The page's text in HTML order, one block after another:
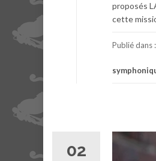
proposés
cette
Publié dans :
02